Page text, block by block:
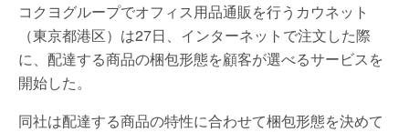
コクヨグループでオフィス用品通販を行うカウネット
（東京都港区）は27日、インターネットで注文した際
に、配達する商品の梱包形態を顧客が選べるサービスを
開始した。
同社は配達する商品の特性に合わせて梱包形態を決めて